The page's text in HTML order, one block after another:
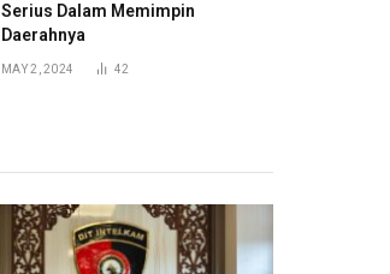
Serius Dalam Memimpin
Daerahnya
MAY 2, 2024 42